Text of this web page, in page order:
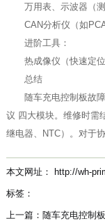
万用表、示波器（测
CAN分析仪（如
进阶工具：
热成像仪（快速定位
总结
随车充电控制板故障
议 四大模块。维修时需
继电器、NTC）。对于
本文网址： http://wh-
标签：
上一篇： 随车充电控制